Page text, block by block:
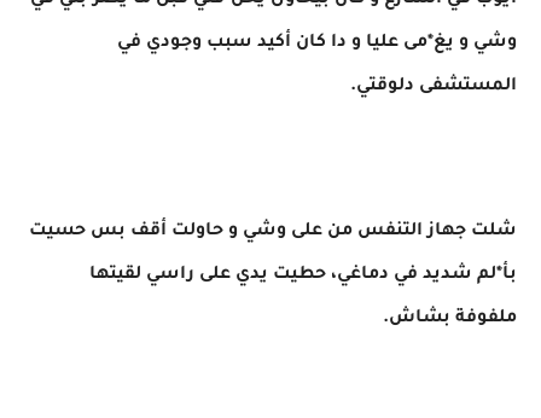
وشي و يغ*مى عليا و دا كان أكيد سبب وجودي في
المستشفى دلوقتي.
شلت جهاز التنفس من على وشي و حاولت أقف بس حسيت
بأ*لم شديد في دماغي، حطيت يدي على راسي لقيتها
ملفوفة بشاش.